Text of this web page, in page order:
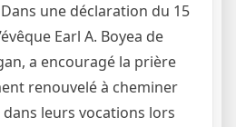
une déclaration du 15
Earl A. Boyea de
a encouragé la prière
renouvelé à cheminer
dans leurs vocations lors